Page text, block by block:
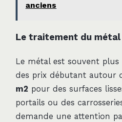
anciens
Le traitement du
Le métal est souvent plus
des prix débutant autour
m2 pour des surfaces
portails ou des
demande une attention